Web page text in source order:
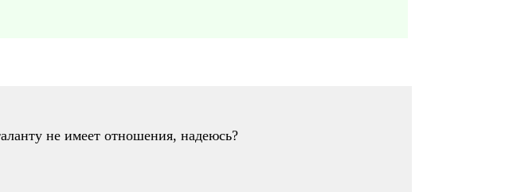
не имеет отношения, надеюсь?